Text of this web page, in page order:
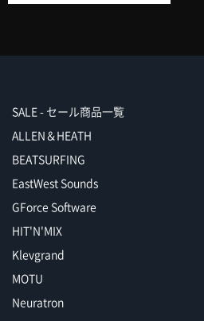
SALE - セール商品一覧
ALLEN＆HEATH
BEATSURFING
EastWest Sounds
GForce Software
HIT'N'MIX
Klevgrand
MOTU
Neuratron